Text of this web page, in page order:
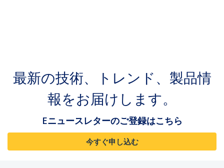
最新の技術、トレンド、製品情
報をお届けします。
Eニュースレターのご登録はこちら
今すぐ申し込む